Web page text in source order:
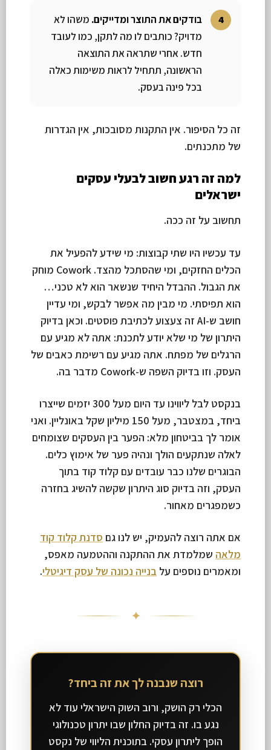
בודקים את התוצר ומדייקים. משהו לא
מדויק? כותבים לו מה לתקן, כמו לעובד
חדש. אחרי שתראה את התוצאה
הראשונה, תתחיל לראות משימות כאלה
בכל פינה בעסק.
זה כל הסיפור. אין התקנות מסובכות, אין הגדרות
של מתכנתים.
למה זה רגע חשוב לבעלי עסקים
ישראלים
תחשוב על זה ככה.
עד עכשיו היו שתי קבוצות: מי שידע להפעיל את
הכלים החזקים, ומי שהסתכל מהצד. Cowork מוחק
את הגבול. ההבדל היחיד שנשאר הוא לא טכני…
הוא תפיסתי. מי מבין מה אפשר לבקש, ומי עדיין
חושב ש-AI זה צעצוע לכתיבת פוסטים. וכאן בדיוק
היתרון של מי שלא יודע לתכנת: אתה לא מגיע עם
הרגלים של מפתח. אתה מגיע עם רשימת כאבים של
העסק. וזו בדיוק השפה ש-Cowork מדבר בה.
בנקסט לבל ליווינו עד היום מעל 300 יזמים שייצרו
ביחד, במצטבר, מעל 150 מיליון שקל באונליין. ואני
אומר לך בביטחון מלא: הפער בין העסקים שצומחים
לאלה שנתקעים הולך ונהיה פער של אימוץ כלים.
הבוגרים שלנו כבר עובדים עם קלוד קוד בתוך
העסק, וזה בדיוק סוג היתרון שקשה להשיג בחזרה
כשמפגרים מאחור.
אם אתה רוצה להעמיק, יש לנו גם סדנת קלוד קוד
מלאה שמלמדת את ההתקנה וההטמעה מאפס,
ומאמרים נוספים על בנייה נכונה של עסק דיגיטלי.
✦
רוצה שנבנה לך את זה ביחד?
הכלי רק הושק, ורוב השוק הישראלי עוד לא
נגע בו. זה בדיוק החלון שבו יתרון טכנולוגי
הופך ליתרון עסקי. בתוכנית הליווי של נקסט